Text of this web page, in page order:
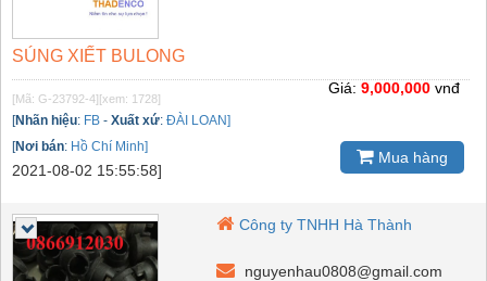
SÚNG XIẾT BULONG
[Mã: G-23792-4][xem: 1728]
[Nhãn hiệu: FB - Xuất xứ: ĐÀI LOAN]
[Nơi bán: Hồ Chí Minh]
2021-08-02 15:55:58]
Giá: 9,000,000 vnđ
Mua hàng
Công ty TNHH Hà Thành
nguyenhau0808@gmail.com